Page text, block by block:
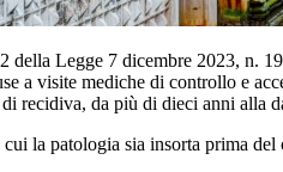
Legge 7 dicembre 2023, n.
a visite mediche di controllo e
recidiva, da più di dieci anni alla
la patologia sia insorta prima